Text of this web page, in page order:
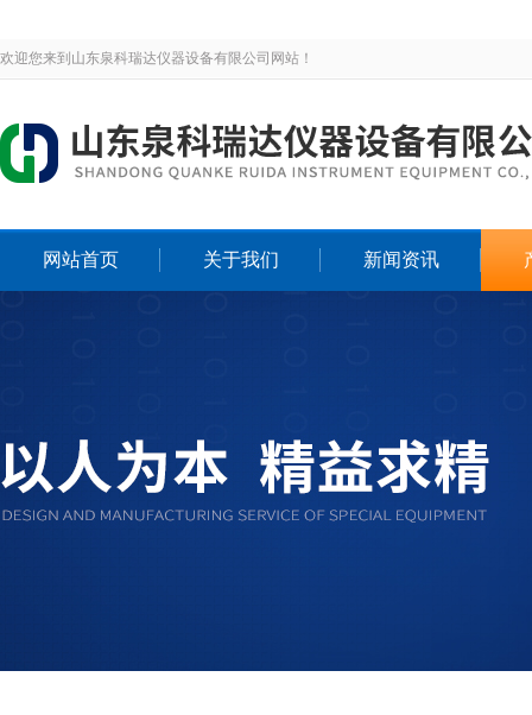
欢迎您来到山东泉科瑞达仪器设备有限公司网站！
网站首页 关于我们 新闻资讯